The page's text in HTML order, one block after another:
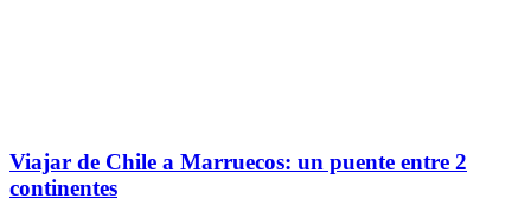
Viajar de Chile a Marruecos: un puente entre 2
continentes